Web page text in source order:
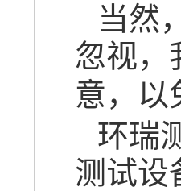
当然
忽视，
意，以
环瑞
测试设